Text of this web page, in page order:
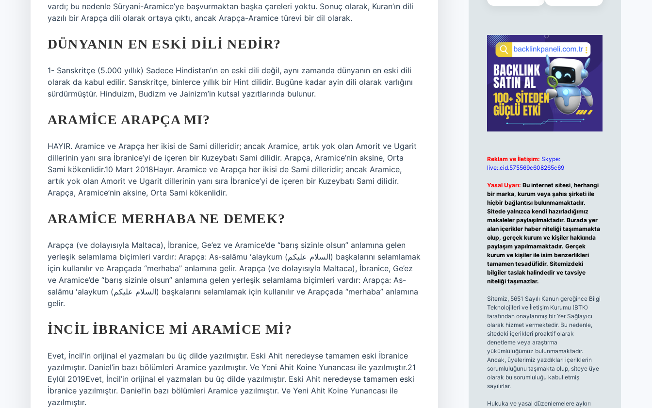
vardı; bu nedenle Süryani-Aramice’ye başvurmaktan başka çareleri yoktu. Sonuç olarak, Kuran’ın dili
yazılı bir Arapça dili olarak ortaya çıktı, ancak Arapça-Aramice türevi bir dil olarak.
DÜNYANIN EN ESKI DILI NEDIR?
1- Sanskritçe (5.000 yıllık) Sadece Hindistan’ın en eski dili değil, aynı zamanda dünyanın en eski dili
olarak da kabul edilir. Sanskritçe, binlerce yıllık bir Hint dilidir. Bugüne kadar ayin dili olarak varlığını
sürdürmüştür. Hinduizm, Budizm ve Jainizm’in kutsal yazıtlarında bulunur.
ARAMICE ARAPÇA MI?
HAYIR. Aramice ve Arapça her ikisi de Sami dilleridir; ancak Aramice, artık yok olan Amorit ve Ugarit
dillerinin yanı sıra İbranice’yi de içeren bir Kuzeybatı Sami dilidir. Arapça, Aramice’nin aksine, Orta
Sami kökenlidir.10 Mart 2018Hayır. Aramice ve Arapça her ikisi de Sami dilleridir; ancak Aramice,
artık yok olan Amorit ve Ugarit dillerinin yanı sıra İbranice’yi de içeren bir Kuzeybatı Sami dilidir.
Arapça, Aramice’nin aksine, Orta Sami kökenlidir.
ARAMICE MERHABA NE DEMEK?
Arapça (ve dolayısıyla Maltaca), İbranice, Ge’ez ve Aramice’de “barış sizinle olsun” anlamına gelen
yerleşik selamlama biçimleri vardır: Arapça: As-salāmu ʻalaykum (السلام عليكم) başkalarını selamlamak
için kullanılır ve Arapçada “merhaba” anlamına gelir. Arapça (ve dolayısıyla Maltaca), İbranice, Ge’ez
ve Aramice’de “barış sizinle olsun” anlamına gelen yerleşik selamlama biçimleri vardır: Arapça: As-
salāmu ʻalaykum (السلام عليكم) başkalarını selamlamak için kullanılır ve Arapçada “merhaba” anlamına
gelir.
İNCIL İBRANICE MI ARAMICE MI?
Evet, İncil’in orijinal el yazmaları bu üç dilde yazılmıştır. Eski Ahit neredeyse tamamen eski İbranice
yazılmıştır. Daniel’in bazı bölümleri Aramice yazılmıştır. Ve Yeni Ahit Koine Yunancası ile yazılmıştır.21
Eylül 2019Evet, İncil’in orijinal el yazmaları bu üç dilde yazılmıştır. Eski Ahit neredeyse tamamen eski
İbranice yazılmıştır. Daniel’in bazı bölümleri Aramice yazılmıştır. Ve Yeni Ahit Koine Yunancası ile
yazılmıştır.
Reklam ve İletişim: Skype:
live:.cid.575569c608265c69
Yasal Uyarı: Bu internet sitesi, herhangi
bir marka, kurum veya şahıs şirketi ile
hiçbir bağlantısı bulunmamaktadır.
Sitede yalnızca kendi hazırladığımız
makaleler paylaşılmaktadır. Burada yer
alan içerikler haber niteliği taşımamakta
olup, gerçek kurum ve kişiler hakkında
paylaşım yapılmamaktadır. Gerçek
kurum ve kişiler ile isim benzerlikleri
tamamen tesadüfidir. Sitemizdeki
bilgiler taslak halindedir ve tavsiye
niteliği taşımazlar.
Sitemiz, 5651 Sayılı Kanun gereğince Bilgi
Teknolojileri ve İletişim Kurumu (BTK)
tarafından onaylanmış bir Yer Sağlayıcı
olarak hizmet vermektedir. Bu nedenle,
sitedeki içerikleri proaktif olarak
denetleme veya araştırma
yükümlülüğümüz bulunmamaktadır.
Ancak, üyelerimiz yazdıkları içeriklerin
sorumluluğunu taşımakta olup, siteye üye
olarak bu sorumluluğu kabul etmiş
sayılırlar.
Hukuka ve yasal düzenlemelere aykırı